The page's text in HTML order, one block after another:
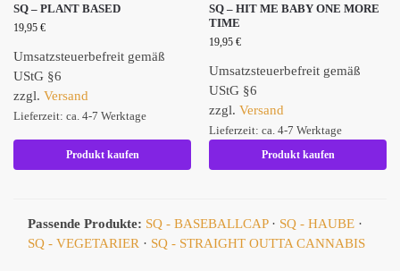
SQ – PLANT BASED
19,95 €
Umsatzsteuerbefreit gemäß
UStG §6
zzgl. Versand
Lieferzeit: ca. 4-7 Werktage
Produkt kaufen
SQ – HIT ME BABY ONE MORE
TIME
19,95 €
Umsatzsteuerbefreit gemäß
UStG §6
zzgl. Versand
Lieferzeit: ca. 4-7 Werktage
Produkt kaufen
Passende Produkte: SQ - BASEBALLCAP· SQ - HAUBE ·
SQ - VEGETARIER · SQ - STRAIGHT OUTTA CANNABIS